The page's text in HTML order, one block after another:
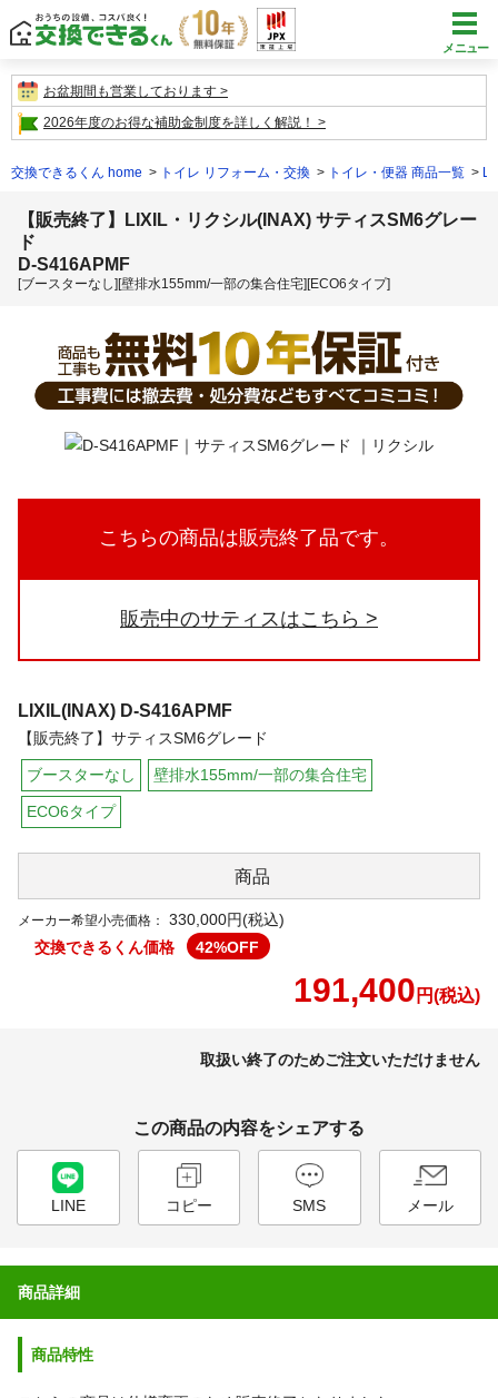
メニュー
お盆期間も営業しております
2026年度のお得な補助金制度を詳しく解説！
交換できるくん home トイレ リフォーム・交換 トイレ・便器 商品一覧
【販売終了】LIXIL・リクシル(INAX) サティスSM6グレー
ド
D-S416APMF
[ブースターなし][壁排水155mm/一部の集合住宅][ECO6タイプ]
こちらの商品は販売終了品です。
販売中のサティスはこちら
LIXIL(INAX) D-S416APMF
【販売終了】サティスSM6グレード
ブースターなし 壁排水155mm/一部の集合住宅
ECO6タイプ
商品
メーカー希望小売価格：
330,000円(税込)
交換できるくん価格
42%OFF
191,400 円(税込)
取扱い終了のためご注文いただけません
この商品の内容をシェアする
LINE コピー SMS メール
商品詳細
商品特性